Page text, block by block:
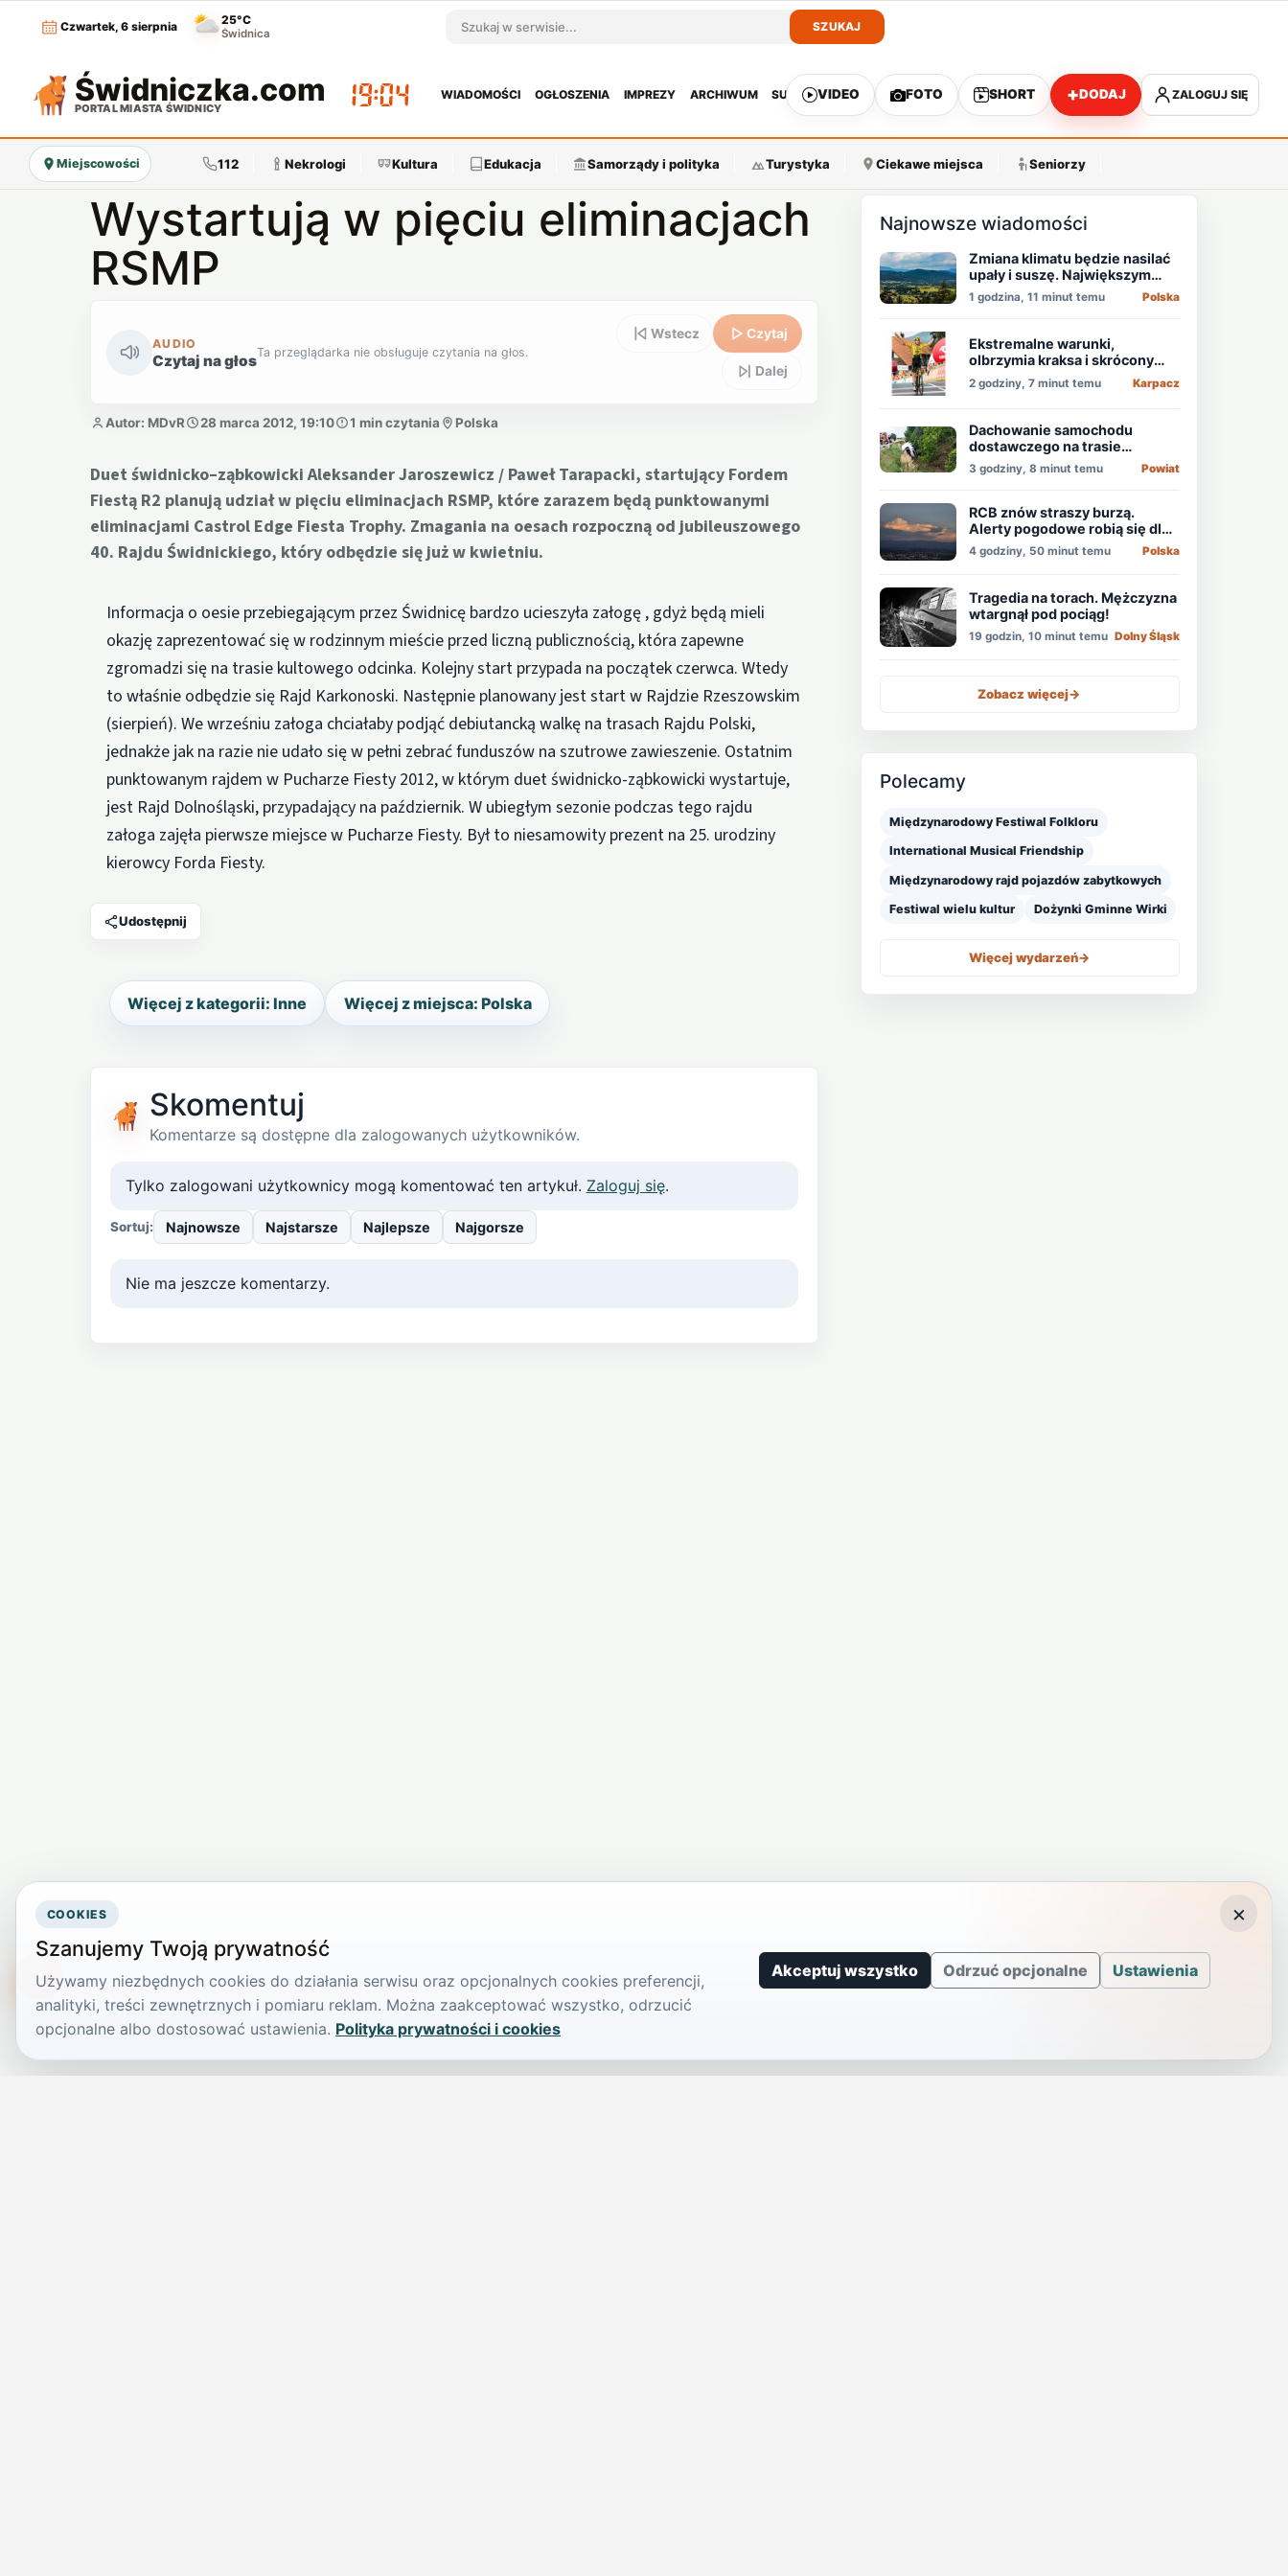
Czwartek, 6 sierpnia
25°C
Świdnica Szukaj w serwisie
SZUKAJ
Świdniczka.com
PORTAL MIASTA ŚWIDNICY 19:04
WIADOMOŚCI OGŁOSZENIA IMPREZY ARCHIWUM SUBSKRYPCJA
VIDEO FOTO SHORT +DODAJ ZALOGUJ SIĘ
Miejscowości 112 Nekrologi Kultura Edukacja Samorządy i polityka Turystyka Ciekawe miejsca Seniorzy
Wystartują w pięciu eliminacjach
RSMP
AUDIO
Czytaj na głosTa przeglądarka nie obsługuje czytania na głos.
Wstecz Czytaj
Dalej
Autor: MDvR 28 marca 2012, 19:10 1 min czytania Polska
Duet świdnicko–ząbkowicki Aleksander Jaroszewicz / Paweł Tarapacki, startujący Fordem
Fiestą R2 planują udział w pięciu eliminacjach RSMP, które zarazem będą punktowanymi
eliminacjami Castrol Edge Fiesta Trophy. Zmagania na oesach rozpoczną od jubileuszowego
40. Rajdu Świdnickiego, który odbędzie się już w kwietniu.
Informacja o oesie przebiegającym przez Świdnicę bardzo ucieszyła załogę , gdyż będą mieli
okazję zaprezentować się w rodzinnym mieście przed liczną publicznością, która zapewne
zgromadzi się na trasie kultowego odcinka. Kolejny start przypada na początek czerwca. Wtedy
to właśnie odbędzie się Rajd Karkonoski. Następnie planowany jest start w Rajdzie Rzeszowskim
(sierpień). We wrześniu załoga chciałaby podjąć debiutancką walkę na trasach Rajdu Polski,
jednakże jak na razie nie udało się w pełni zebrać funduszów na szutrowe zawieszenie. Ostatnim
punktowanym rajdem w Pucharze Fiesty 2012, w którym duet świdnicko-ząbkowicki wystartuje,
jest Rajd Dolnośląski, przypadający na październik. W ubiegłym sezonie podczas tego rajdu
załoga zajęła pierwsze miejsce w Pucharze Fiesty. Był to niesamowity prezent na 25. urodziny
kierowcy Forda Fiesty.
Udostępnij
Więcej z kategorii: Inne Więcej z miejsca: Polska
Skomentuj
Komentarze są dostępne dla zalogowanych użytkowników.
Tylko zalogowani użytkownicy mogą komentować ten artykuł. Zaloguj się.
Sortuj: Najnowsze Najstarsze Najlepsze Najgorsze
Nie ma jeszcze komentarzy.
Najnowsze wiadomości
Zmiana klimatu będzie nasilać
upały i suszę. Największym
zagrożeniem jest niedobór
wody
1 godzina, 11 minut temu Polska
Ekstremalne warunki,
olbrzymia kraksa i skrócony
etap, który padł łupem
Holendra!
2 godziny, 7 minut temu Karpacz
Dachowanie samochodu
dostawczego na trasie
Świdnica - Wrocław
3 godziny, 8 minut temu Powiat
RCB znów straszy burzą.
Alerty pogodowe robią się dla
niektórych nudne
4 godziny, 50 minut temu Polska
Tragedia na torach. Mężczyzna
wtargnął pod pociąg!
19 godzin, 10 minut temu Dolny Śląsk
Zobacz więcej->
Polecamy
Międzynarodowy Festiwal Folkloru
International Musical Friendship
Międzynarodowy rajd pojazdów zabytkowych
Festiwal wielu kultur Dożynki Gminne Wirki
Więcej wydarzeń->
COOKIES
Szanujemy Twoją prywatność
Używamy niezbędnych cookies do działania serwisu oraz opcjonalnych cookies preferencji,
analityki, treści zewnętrznych i pomiaru reklam. Można zaakceptować wszystko, odrzucić
opcjonalne albo dostosować ustawienia. Polityka prywatności i cookies
Akceptuj wszystko Odrzuć opcjonalne Ustawienia
×
TikTokowa Jelonka